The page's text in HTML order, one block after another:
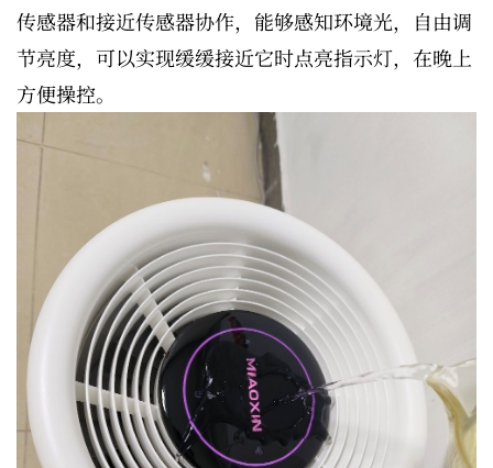
传感器和接近传感器协作，能够感知环境光，自由调
节亮度，可以实现缓缓接近它时点亮指示灯，在晚上
方便操控。